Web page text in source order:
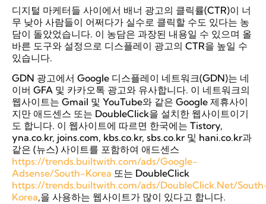
디지털 마케터들 사이에서 배너 광고의 클릭률(CTR)이 너
무 낮아 사람들이 어쩌다가 실수로 클릭할 수도 있다는 농
담이 돌았었습니다. 이 농담은 과장된 내용일 수 있으며 올
바른 도구와 설정으로 디스플레이 광고의 CTR을 높일 수
있습니다.
GDN 광고에서 Google 디스플레이 네트워크(GDN)는 네
이버 GFA 및 카카오톡 광고와 유사합니다. 이 네트워크의
웹사이트는 Gmail 및 YouTube와 같은 Google 제휴사이
지만 애드센스 또는 DoubleClick을 설치한 웹사이트이기
도 합니다. 이 웹사이트에 따르면 한국에는 Tistory,
yna.co.kr, joins.com, kbs.co.kr, sbs.co.kr 및 hani.co.kr과
같은 (뉴스) 사이트를 포함하여 애드센스
https://trends.builtwith.com/ads/Google-
Adsense/South-Korea 또는 DoubleClick
https://trends.builtwith.com/ads/DoubleClick.Net/
Korea,을 사용하는 웹사이트가 많이 있다고 합니다.